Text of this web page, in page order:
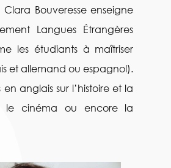
Clara Bouveresse enseigne
Langues Étrangères
les étudiants à maîtriser
et allemand ou espagnol).
anglais sur l’histoire et la
le cinéma ou encore la